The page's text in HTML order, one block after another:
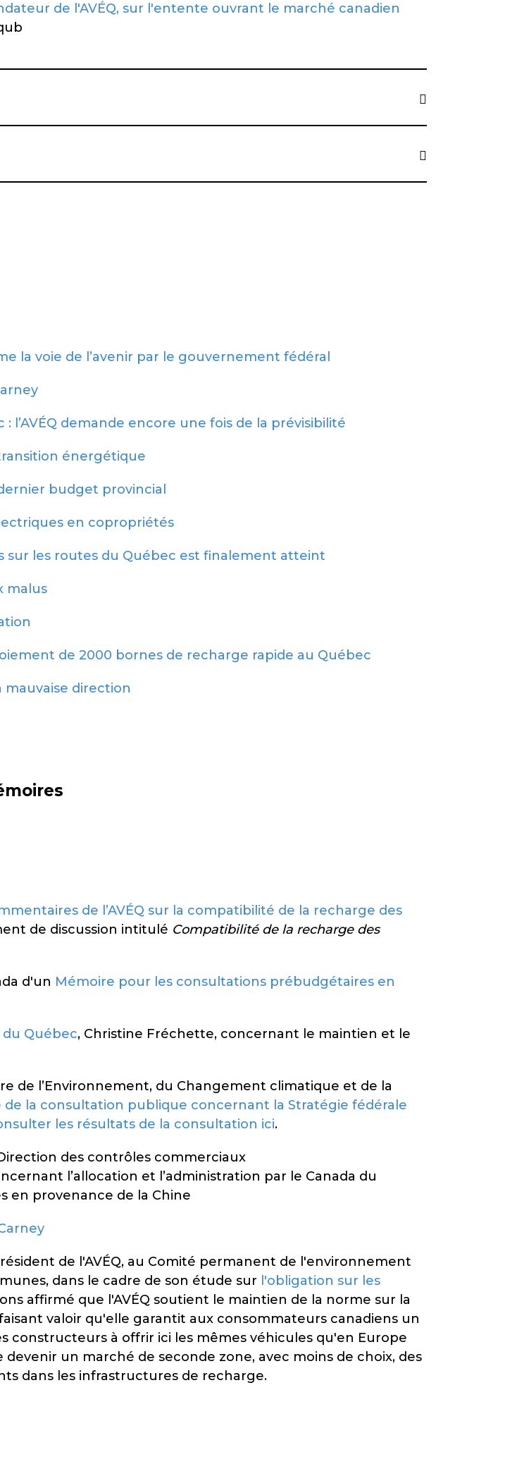
de l'AVÉQ, sur l'entente ouvrant le marché canadien
la voie de l’avenir par le gouvernement fédéral
l’AVÉQ demande encore une fois de la prévisibilité
énergétique
budget provincial
en copropriétés
sur les routes du Québec est finalement atteint
malus
de 2000 bornes de recharge rapide au Québec
mauvaise direction
de l’AVÉQ sur la compatibilité de la recharge des
de discussion intitulé Compatibilité de la recharge des
d'un Mémoire pour les consultations prébudgétaires en
Québec, Christine Fréchette, concernant le maintien et le
de l’Environnement, du Changement climatique et de la
de la consultation publique concernant la Stratégie fédérale
les résultats de la consultation ici.
des contrôles commerciaux
l’allocation et l’administration par le Canada du
en provenance de la Chine
de l'AVÉQ, au Comité permanent de l'environnement
dans le cadre de son étude sur l'obligation sur les
affirmé que l'AVÉQ soutient le maintien de la norme sur la
valoir qu'elle garantit aux consommateurs canadiens un
constructeurs à offrir ici les mêmes véhicules qu'en Europe
un marché de seconde zone, avec moins de choix, des
dans les infrastructures de recharge.